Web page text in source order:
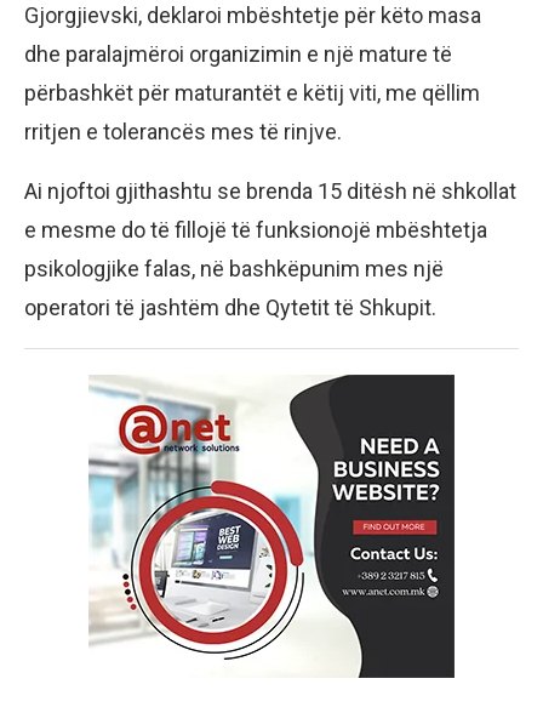
Gjorgjievski, deklaroi mbështetje për këto masa
dhe paralajmëroi organizimin e një mature të
përbashkët për maturantët e këtij viti, me qëllim
rritjen e tolerancës mes të rinjve.
Ai njoftoi gjithashtu se brenda 15 ditësh në shkollat
e mesme do të fillojë të funksionojë mbështetja
psikologjike falas, në bashkëpunim mes një
operatori të jashtëm dhe Qytetit të Shkupit.